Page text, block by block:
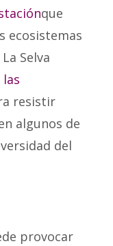
que
ecosistemas
Selva
las
resistir
algunos de
del
provocar